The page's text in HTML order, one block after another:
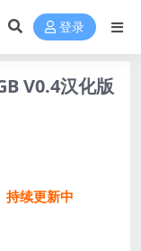
登录
V0.4汉化版
持续更新中